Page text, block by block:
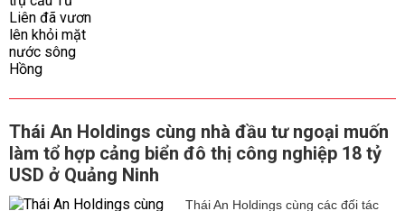
Thái An Holdings cùng nhà đầu tư ngoại muốn
làm tổ hợp cảng biển đô thị công nghiệp 18 tỷ
USD ở Quảng Ninh
Thái An Holdings cùng các đối tác